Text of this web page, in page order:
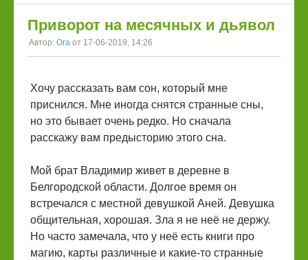
Приворот на месячных и дьявол
Автор: Ога от 17-06-2019, 14:26
Хочу рассказать вам сон, который мне
приснился. Мне иногда снятся странные сны,
но это бывает очень редко. Но сначала
расскажу вам предысторию этого сна.
Мой брат Владимир живет в деревне в
Белгородской области. Долгое время он
встречался с местной девушкой Аней. Девушка
общительная, хорошая. Зла я не неё не держу.
Но часто замечала, что у неё есть книги про
магию, карты различные и какие-то странные